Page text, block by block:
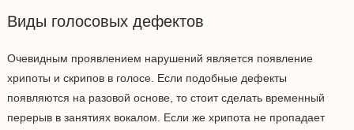
Виды голосовых дефектов
Очевидным проявлением нарушений является появление
хрипоты и скрипов в голосе. Если подобные дефекты
появляются на разовой основе, то стоит сделать временный
перерыв в занятиях вокалом. Если же хрипота не пропадает